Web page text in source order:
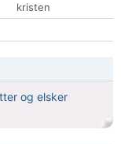
kristen
og elsker